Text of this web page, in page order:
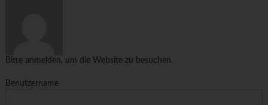
Bitte anmelden, um die Website zu besuchen.
Benutzername